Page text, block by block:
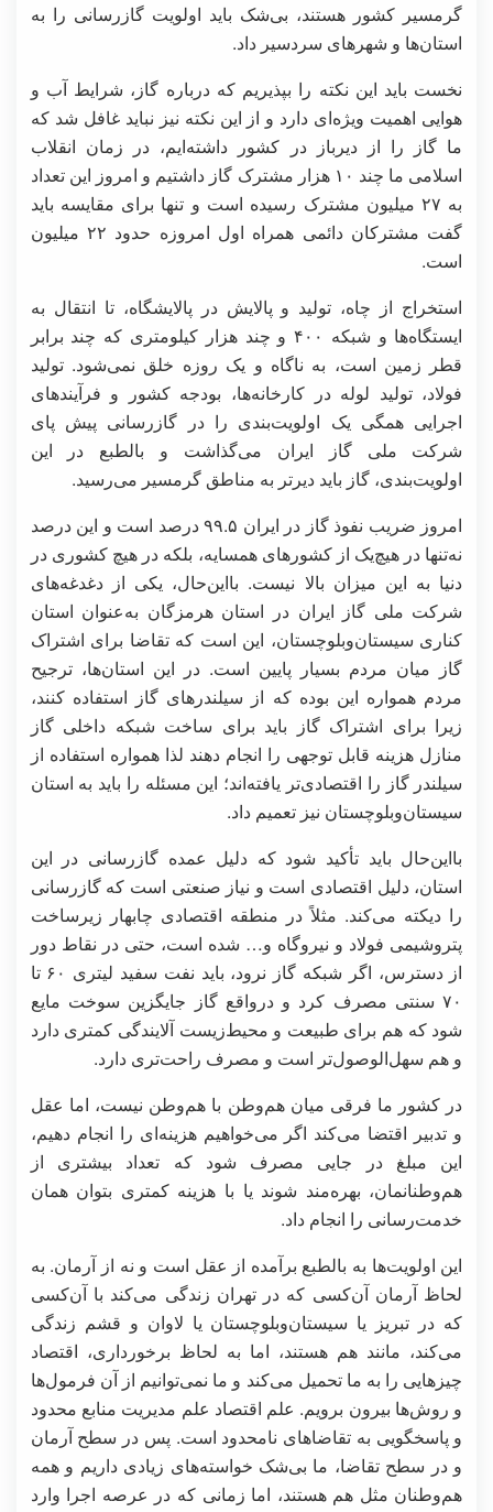
گرمسیر کشور هستند، بی‌شک باید اولویت گازرسانی را به
استان‌ها و شهرهای سردسیر داد.
نخست باید این نکته را بپذیریم که درباره گاز، شرایط آب و
هوایی اهمیت ویژه‌ای دارد و از این نکته نیز نباید غافل شد که
ما گاز را از دیرباز در کشور داشته‌ایم، در زمان انقلاب
اسلامی ما چند ۱۰ هزار مشترک گاز داشتیم و امروز این تعداد
به ۲۷ میلیون مشترک رسیده است و تنها برای مقایسه باید
گفت مشترکان دائمی همراه اول امروزه حدود ۲۲ میلیون
است.
استخراج از چاه، تولید و پالایش در پالایشگاه، تا انتقال به
ایستگاه‌ها و شبکه ۴۰۰ و چند هزار کیلومتری که چند برابر
قطر زمین است، به ناگاه و یک روزه خلق نمی‌شود. تولید
فولاد، تولید لوله در کارخانه‌ها، بودجه کشور و فرآیندهای
اجرایی همگی یک اولویت‌بندی را در گازرسانی پیش پای
شرکت ملی گاز ایران می‌گذاشت و بالطبع در این
اولویت‌بندی، گاز باید دیرتر به مناطق گرمسیر می‌رسید.
امروز ضریب نفوذ گاز در ایران ۹۹.۵ درصد است و این درصد
نه‌تنها در هیچ‌یک از کشورهای همسایه، بلکه در هیچ کشوری در
دنیا به این میزان بالا نیست. بااین‌حال، یکی از دغدغه‌های
شرکت ملی گاز ایران در استان هرمزگان به‌عنوان استان
کناری سیستان‌وبلوچستان، این است که تقاضا برای اشتراک
گاز میان مردم بسیار پایین است. در این استان‌ها، ترجیح
مردم همواره این بوده که از سیلندرهای گاز استفاده کنند،
زیرا برای اشتراک گاز باید برای ساخت شبکه داخلی گاز
منازل هزینه قابل توجهی را انجام دهند لذا همواره استفاده از
سیلندر گاز را اقتصادی‌تر یافته‌اند؛ این مسئله را باید به استان
سیستان‌وبلوچستان نیز تعمیم داد.
بااین‌حال باید تأکید شود که دلیل عمده گازرسانی در این
استان، دلیل اقتصادی است و نیاز صنعتی است که گازرسانی
را دیکته می‌کند. مثلاً در منطقه اقتصادی چابهار زیرساخت
پتروشیمی فولاد و نیروگاه و… شده است، حتی در نقاط دور
از دسترس، اگر شبکه گاز نرود، باید نفت سفید لیتری ۶۰ تا
۷۰ سنتی مصرف کرد و درواقع گاز جایگزین سوخت مایع
شود که هم برای طبیعت و محیط‌زیست آلایندگی کمتری دارد
و هم سهل‌الوصول‌تر است و مصرف راحت‌تری دارد.
در کشور ما فرقی میان هم‌وطن با هم‌وطن نیست، اما عقل
و تدبیر اقتضا می‌کند اگر می‌خواهیم هزینه‌ای را انجام دهیم،
این مبلغ در جایی مصرف شود که تعداد بیشتری از
هم‌وطنانمان، بهره‌مند شوند یا با هزینه کمتری بتوان همان
خدمت‌رسانی را انجام داد.
این اولویت‌ها به بالطبع برآمده از عقل است و نه از آرمان. به
لحاظ آرمان آن‌کسی که در تهران زندگی می‌کند با آن‌کسی
که در تبریز یا سیستان‌وبلوچستان یا لاوان و قشم زندگی
می‌کند، مانند هم هستند، اما به لحاظ برخورداری، اقتصاد
چیزهایی را به ما تحمیل می‌کند و ما نمی‌توانیم از آن فرمول‌ها
و روش‌ها بیرون برویم. علم اقتصاد علم مدیریت منابع محدود
و پاسخگویی به تقاضاهای نامحدود است. پس در سطح آرمان
و در سطح تقاضا، ما بی‌شک خواسته‌های زیادی داریم و همه
هم‌وطنان مثل هم هستند، اما زمانی‌ که در عرصه اجرا وارد